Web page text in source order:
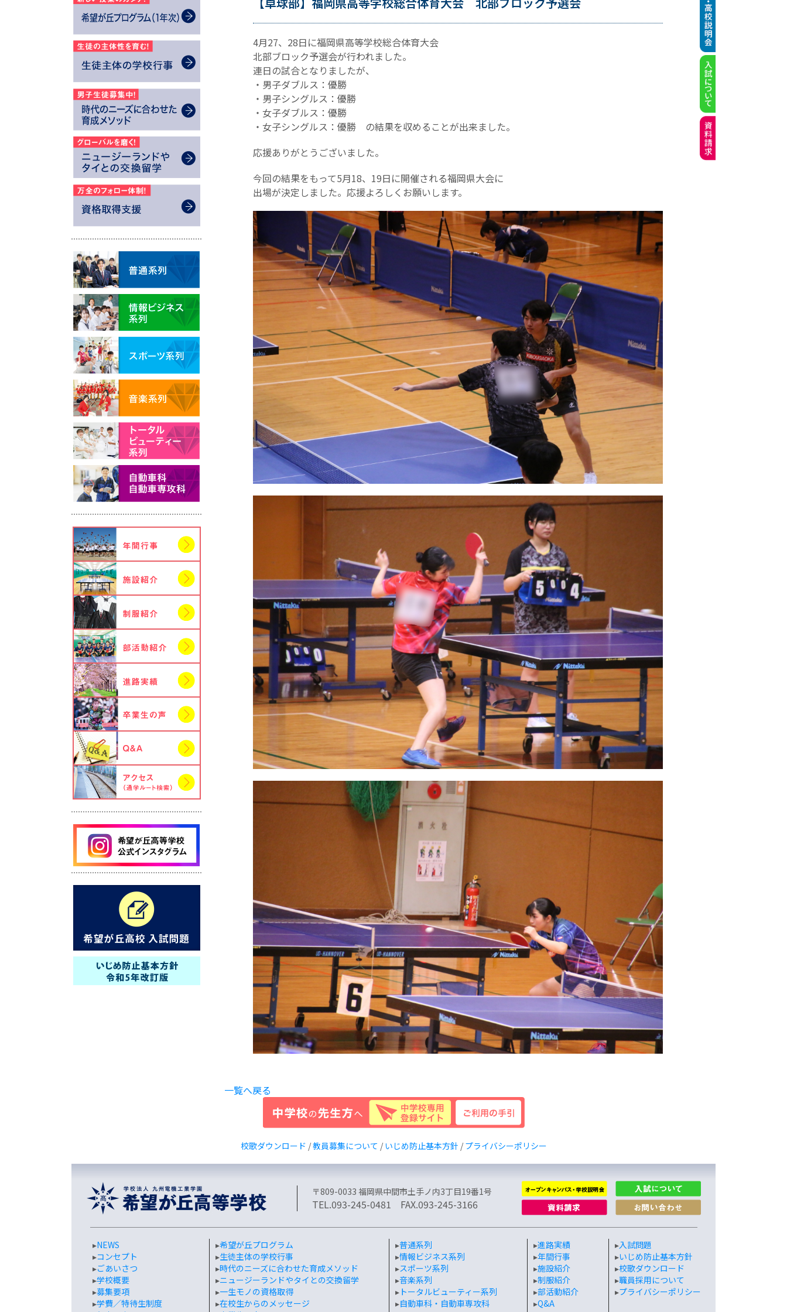
4月27、28日に福岡県高等学校総合体育大会
北部ブロック予選会が行われました。
連日の試合となりましたが、
・男子ダブルス：優勝
・男子シングルス：優勝
・女子ダブルス：優勝
・女子シングルス：優勝 の結果を収めることが出来ました。
応援ありがとうございました。
今回の結果をもって5月18、19日に開催される福岡県大会に
出場が決定しました。応援よろしくお願いします。
一覧へ戻る
校歌ダウンロード /教員募集について / いじめ防止基本方針 / プライバシーポリシー
〒809-0033 福岡県中間市土手ノ内3丁目19番1号
TEL.093-245-0481 FAX.093-245-3166
▸NEWS
▸コンセプト
▸ごあいさつ
▸学校概要
▸募集要項
▸学費／特待生制度
▸希望が丘プログラム
▸生徒主体の学校行事
▸時代のニーズに合わせた育成メソッド
▸ニュージーランドやタイとの交換留学
▸一生モノの資格取得
▸在校生からのメッセージ
▸普通系列
▸情報ビジネス系列
▸スポーツ系列
▸音楽系列
▸トータルビューティー系列
▸自動車科・自動車専攻科
▸進路実績
▸年間行事
▸施設紹介
▸制服紹介
▸部活動紹介
▸Q&A
▸入試問題
▸いじめ防止基本方針
▸校歌ダウンロード
▸職員採用について
▸プライバシーポリシー